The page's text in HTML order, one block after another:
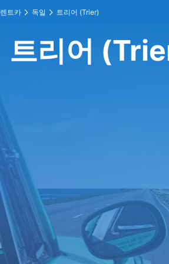
렌트카 독일 트리어 (Trier)
트리어